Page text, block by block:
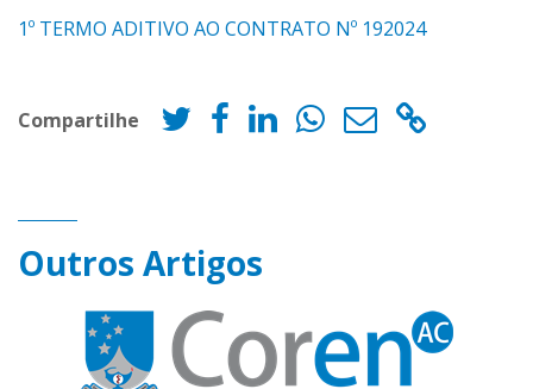
1º TERMO ADITIVO AO CONTRATO Nº 192024
Compartilhe
Outros Artigos